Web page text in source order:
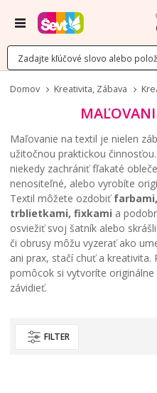
Menu
Domov Kreativita, Zábava
Maľovanie na textil je nielen
užitočnou praktickou
niekedy zachrániť fľakaté
nenositeľné, alebo vyrobíte
Textil môžete ozdobiť
trblietkami, fixkami a
osviežiť svoj šatník alebo
či obrusy môžu vyzerať ako
ani prax, stačí chuť a
pomôcok si vytvoríte
závidieť.
FILTER